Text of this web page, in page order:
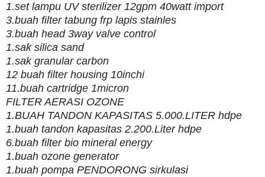
1.set lampu UV sterilizer 12gpm 40watt import
3.buah filter tabung frp lapis stainles
3.buah head 3way valve control
1.sak silica sand
1.sak granular carbon
12 buah filter housing 10inchi
11.buah cartridge 1micron
FILTER AERASI OZONE
1.BUAH TANDON KAPASITAS 5.000.LITER hdpe
1.buah tandon kapasitas 2.200.Liter hdpe
6.buah filter bio mineral energy
1.buah ozone generator
1.buah pompa PENDORONG sirkulasi